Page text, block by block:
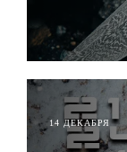
ЧИТАТЬ
14 ДЕКАБРЯ